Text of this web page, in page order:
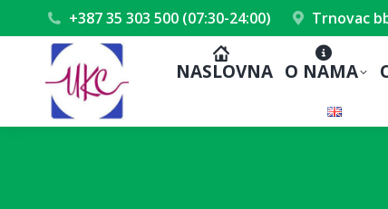
+387 35 303 500 (07:30-24:00) Trnovac
NASLOVNA O NAMA